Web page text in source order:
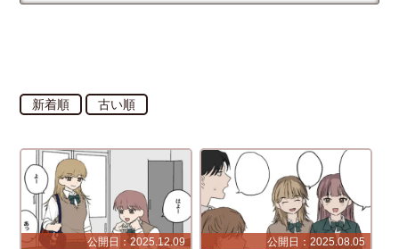
新着順 古い順
2025.12.09 2025.08.05